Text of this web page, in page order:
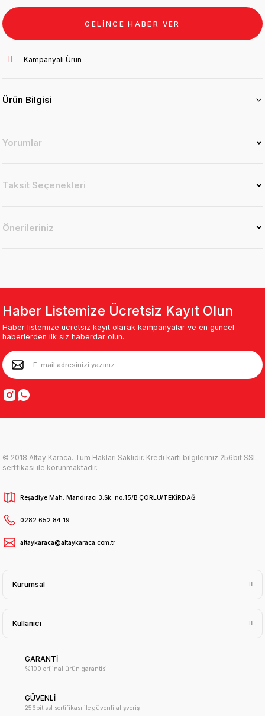
GELİNCE HABER VER
Kampanyalı Ürün
Ürün Bilgisi
Yorumlar
Taksit Seçenekleri
Önerileriniz
Haber Listemize Ücretsiz Kayıt Olun
Haber listemize ücretsiz kayıt olarak kampanyalar ve en güncel
haberlerden ilk siz haberdar olun.
© 2018 Altay Karaca. Tüm Hakları Saklıdır. Kredi kartı bilgileriniz 256bit SSL
sertfikası ile korunmaktadır.
Reşadiye Mah. Mandıracı 3.Sk. no:15/B ÇORLU/TEKİRDAĞ
0282 652 84 19
altaykaraca@altaykaraca.com.tr
Kurumsal
Kullanıcı
GARANTİ
%100 orijinal ürün garantisi
GÜVENLİ
256bit ssl sertifikası ile güvenli alışveriş